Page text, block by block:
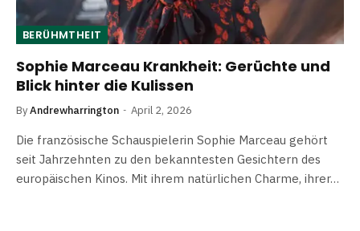
BERÜHMTHEIT
Sophie Marceau Krankheit: Gerüchte und
Blick hinter die Kulissen
ByAndrewharrington April 2, 2026
Die französische Schauspielerin Sophie Marceau gehört
seit Jahrzehnten zu den bekanntesten Gesichtern des
europäischen Kinos. Mit ihrem natürlichen Charme, ihrer…